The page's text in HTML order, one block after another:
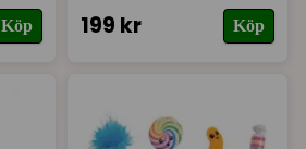
Köp 199 kr Köp